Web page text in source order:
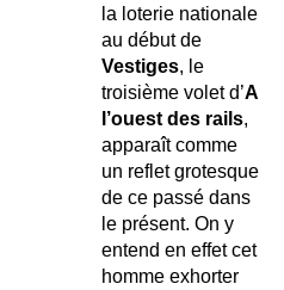
la loterie nationale
au début de
Vestiges, le
troisième volet d’A
l’ouest des rails,
apparaît comme
un reflet grotesque
de ce passé dans
le présent. On y
entend en effet cet
homme exhorter